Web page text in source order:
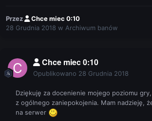
Przez
Chce miec 0:10
28 Grudnia 2018 w Archiwum banów
Chce miec 0:10
Opublikowano 28 Grudnia 2018
Dziękuję za docenienie mojego poziomu
z ogólnego zaniepokojenia. Mam nadzieję,
na serwer